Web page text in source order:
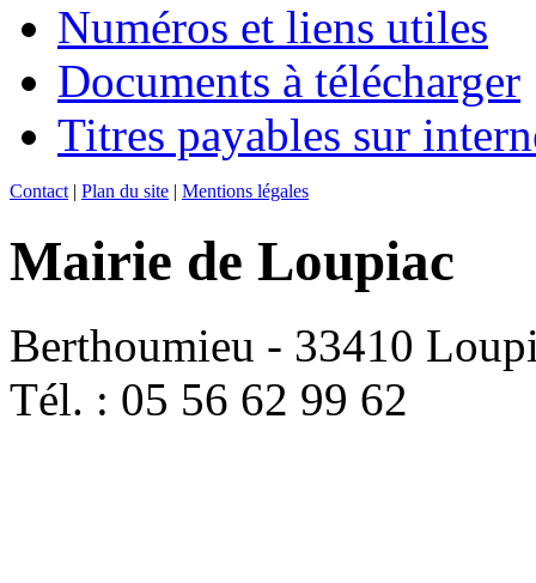
Numéros et liens utiles
Documents à télécharger
Titres payables sur
Contact | Plan du site | Mentions légales
Mairie de Loupiac
Berthoumieu - 33410
Tél. : 05 56 62 99 62